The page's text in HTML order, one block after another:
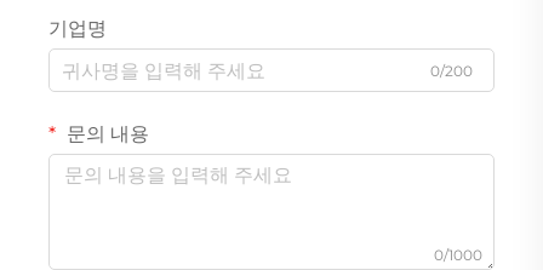
기업명
0/200
문의 내용
0/1000